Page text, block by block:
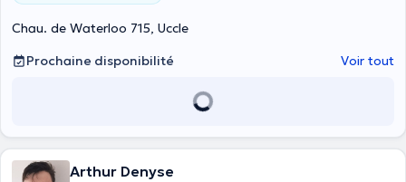
Chau. de Waterloo 715, Uccle
Prochaine disponibilité
Voir tout
Arthur Denyse